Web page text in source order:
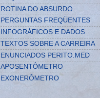
ROTINA DO ABSURDO
PERGUNTAS FREQÜENTES
INFOGRÁFICOS E DADOS
TEXTOS SOBRE A CARREIRA
ENUNCIADOS PERITO.MED
APOSENTÔMETRO
EXONERÔMETRO